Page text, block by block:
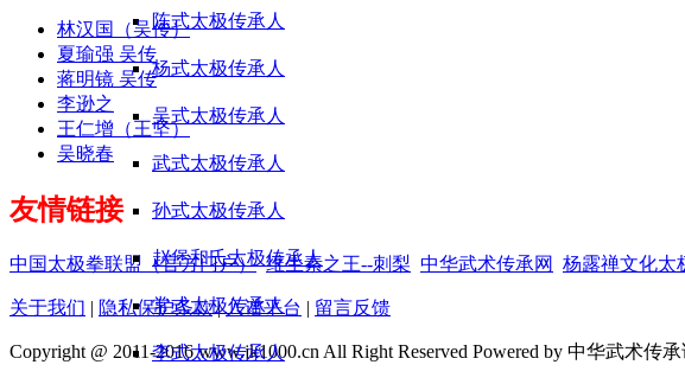
陈式太极传承人
杨式太极传承人
吴式太极传承人
武式太极传承人
孙式太极传承人
赵堡和氏太极传承人
常式太极传承人
李式太极传承人
林汉国（吴传）
夏瑜强 吴传
蒋明镜 吴传
李逊之
王仁增（王坚）
吴晓春
友情链接
中国太极拳联盟（官方门户） 维生素之王--刺梨 中华武术传承网 杨露禅文化太
关于我们 | 隐私保护条款|入谱平台 | 留言反馈
Copyright @ 2011-2016 www.jk1000.cn All Right Reserved Powered by 中华武术传